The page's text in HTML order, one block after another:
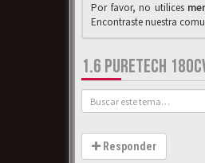
Por favor, no utilices
Encontraste nuestra
1.6 PURETECH
Responder